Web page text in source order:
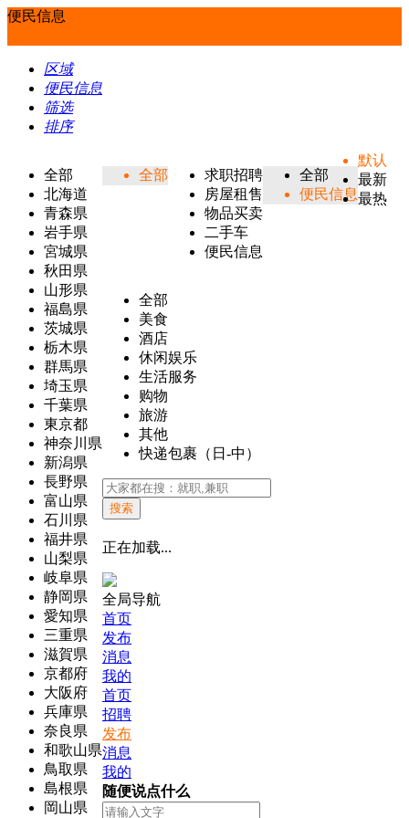
便民信息
区域
便民信息
筛选
排序
全部
北海道
青森県
岩手県
宮城県
秋田県
山形県
福島県
茨城県
栃木県
群馬県
埼玉県
千葉県
東京都
神奈川県
新潟県
長野県
富山県
石川県
福井県
山梨県
岐阜県
静岡県
愛知県
三重県
滋賀県
京都府
大阪府
兵庫県
奈良県
和歌山県
鳥取県
島根県
岡山県
全部
求职招聘
房屋租售
物品买卖
二手车
便民信息
全部
便民信息
全部
美食
酒店
休闲娱乐
生活服务
购物
旅游
其他
快递包裹（日-中）
默认
最新
最热
搜索
正在加载...
全局导航
首页
发布
消息
我的
首页
招聘
发布
消息
我的
随便说点什么